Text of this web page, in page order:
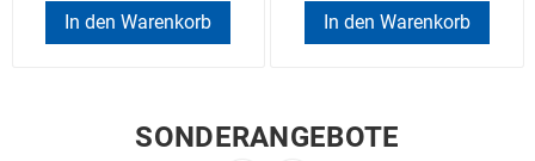
In den Warenkorb In den Warenkorb
SONDERANGEBOTE